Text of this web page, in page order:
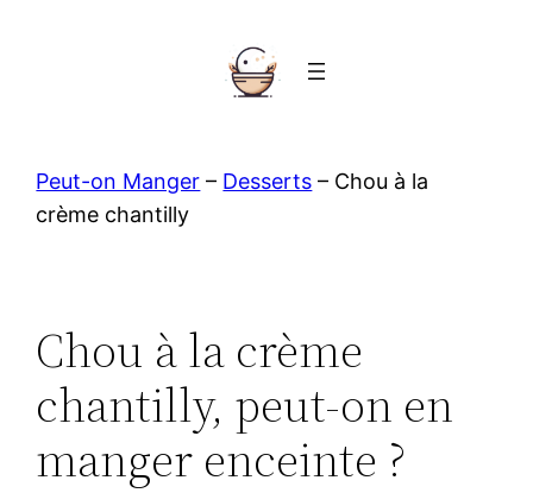
Peut-on Manger – Desserts – Chou à la
crème chantilly
Chou à la crème
chantilly, peut-on en
manger enceinte ?